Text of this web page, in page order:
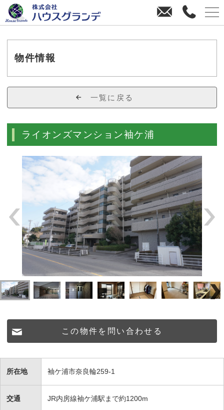
4
0
お
物件情報
一覧に戻る
ライオンズマンション袖ケ浦
この物件を問い合わせる
所在地 袖ケ浦市奈良輪259-1
交通 JR内房線袖ケ浦駅まで約1200m